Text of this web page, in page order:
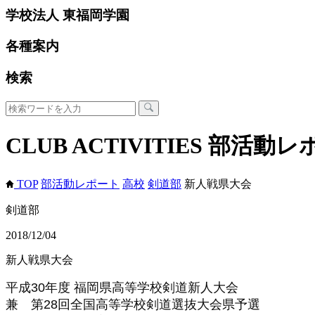
学校法人 東福岡学園
各種案内
検索
CLUB ACTIVITIES 部活動レ
TOP 部活動レポート 高校 剣道部 新人戦県大会
剣道部
2018/12/04
新人戦県大会
平成30年度 福岡県高等学校剣道新人大会
兼 第28回全国高等学校剣道選抜大会県予選